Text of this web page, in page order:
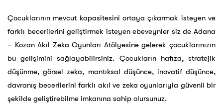
Çocuklarının mevcut kapasitesini ortaya çıkarmak isteyen ve
farklı becerilerini geliştirmek isteyen ebeveynler siz de Adana
– Kozan Akıl Zeka Oyunları Atölyesine gelerek çocuklarınızın
bu gelişimini sağlayabilirsiniz. Çocukların hafıza, stratejik
düşünme, görsel zeka, mantıksal düşünce, inovatif düşünce,
davranış becerilerini farklı akıl ve zeka oyunlarıyla güvenli bir
şekilde geliştirebilme imkanına sahip olursunuz.